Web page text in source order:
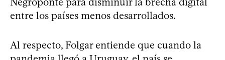
entre los países menos desarrollados.
Al respecto, Folgar entiende que cuando la